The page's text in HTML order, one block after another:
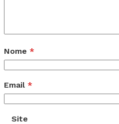
Nome *
Email *
Site